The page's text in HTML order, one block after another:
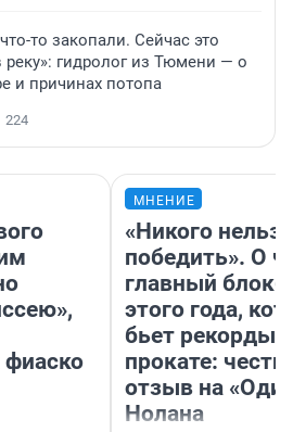
то закопали. Сейчас это
реку»: гидролог из Тюмени — о
и причинах потопа
224
фиаско
МНЕНИЕ
«Никого нельзя
победить». О
главный
этого года,
бьет рекорды в
прокате:
отзыв на
Нолана